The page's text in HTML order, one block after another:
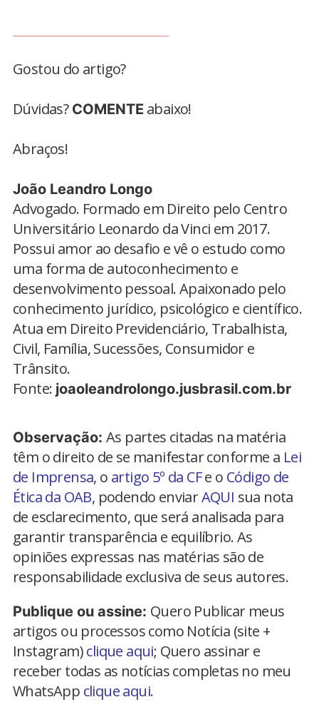
Gostou do artigo?
Dúvidas? COMENTE abaixo!
Abraços!
João Leandro Longo
Advogado. Formado em Direito pelo Centro
Universitário Leonardo da Vinci em 2017.
Possui amor ao desafio e vê o estudo como
uma forma de autoconhecimento e
desenvolvimento pessoal. Apaixonado pelo
conhecimento jurídico, psicológico e científico.
Atua em Direito Previdenciário, Trabalhista,
Civil, Família, Sucessões, Consumidor e
Trânsito.
Fonte: joaoleandrolongo.jusbrasil.com.br
Observação: As partes citadas na matéria
têm o direito de se manifestar conforme a Lei
de Imprensa, o artigo 5º da CFe o Código de
Ética da OAB, podendo enviarAQUI sua nota
de esclarecimento, que será analisada para
garantir transparência e equilíbrio. As
opiniões expressas nas matérias são de
responsabilidade exclusiva de seus autores.
Publique ou assine: Quero Publicar meus
artigos ou processos como Notícia (site +
Instagram)clique aqui; Quero assinar e
receber todas as notícias completas no meu
WhatsApp clique aqui.